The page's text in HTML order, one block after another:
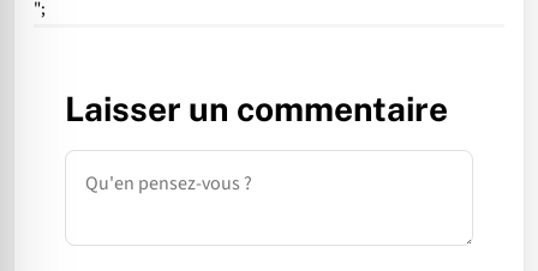
";
Laisser un commentaire
Commentaire